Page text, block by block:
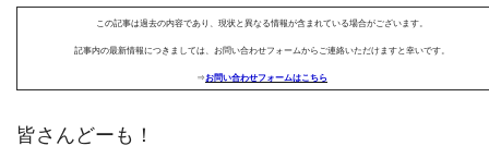
この記事は過去の内容であり、現状と異なる情報が含まれている場合がございます。
記事内の最新情報につきましては、お問い合わせフォームからご連絡いただけますと幸いです。
⇒お問い合わせフォームはこちら
皆さんどーも！